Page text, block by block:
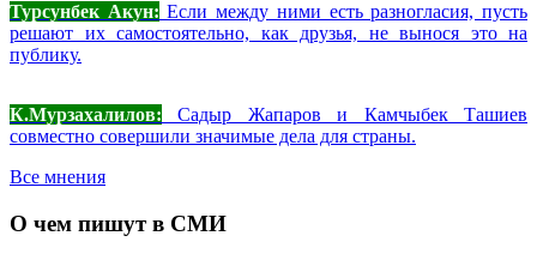
Турсунбек Акун: Если между ними есть разногласия, пусть
решают их самостоятельно, как друзья, не вынося это на
публику.
К.Мурзахалилов: Садыр Жапаров и Камчыбек Ташиев
совместно совершили значимые дела для страны.
Все мнения
О чем пишут в СМИ